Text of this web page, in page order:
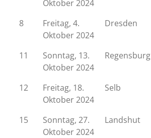
Oktober 2024
8
Freitag, 4.
Oktober 2024
Dresden
11
Sonntag, 13.
Oktober 2024
Regensburg
12
Freitag, 18.
Oktober 2024
Selb
15
Sonntag, 27.
Oktober 2024
Landshut